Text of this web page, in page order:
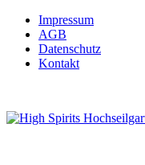
Impressum
AGB
Datenschutz
Kontakt